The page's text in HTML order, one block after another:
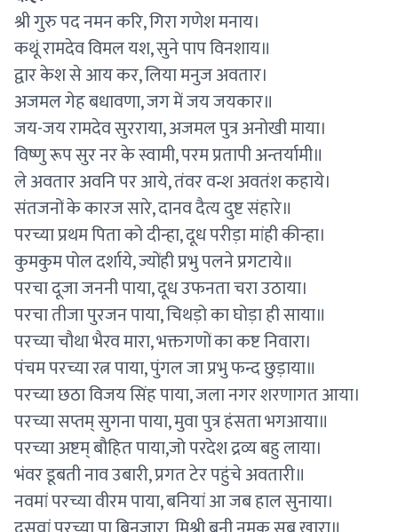
श्री गुरु पद नमन करि, गिरा गणेश मनाय।
कथूं रामदेव विमल यश, सुने पाप विनशाय॥
द्वार केश से आय कर, लिया मनुज अवतार।
अजमल गेह बधावणा, जग में जय जयकार॥
जय-जय रामदेव सुरराया, अजमल पुत्र अनोखी माया।
विष्णु रूप सुर नर के स्वामी, परम प्रतापी अन्तर्यामी॥
ले अवतार अवनि पर आये, तंवर वन्श अवतंश कहाये।
संतजनों के कारज सारे, दानव दैत्य दुष्ट संहारे॥
परच्या प्रथम पिता को दीन्हा, दूध परीड़ा मांही कीन्हा।
कुमकुम पोल दर्शाये, ज्योंही प्रभु पलने प्रगटाये॥
परचा दूजा जननी पाया, दूध उफनता चरा उठाया।
परचा तीजा पुरजन पाया, चिथड़ो का घोड़ा ही साया॥
परच्या चौथा भैरव मारा, भक्तगणों का कष्ट निवारा।
पंचम परच्या रत्न पाया, पुंगल जा प्रभु फन्द छुड़ाया॥
परच्या छठा विजय सिंह पाया, जला नगर शरणागत आया।
परच्या सप्तम् सुगना पाया, मुवा पुत्र हंसता भगआया॥
परच्या अष्टम् बौहित पाया,जो परदेश द्रव्य बहु लाया।
भंवर डूबती नाव उबारी, प्रगत टेर पहुंचे अवतारी॥
नवमां परच्या वीरम पाया, बनियां आ जब हाल सुनाया।